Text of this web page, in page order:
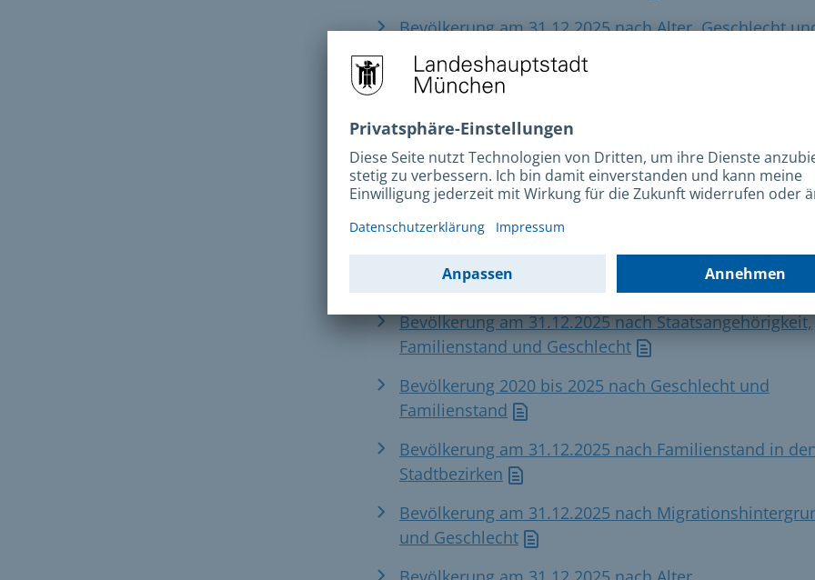
Bevölkerung am 31.12.2025 nach Alter, Geschlecht
Migrationshintergrund
Bevölkerung am 31.12.2025 nach Alter,
Bevölkerung 2022 bis 2025 nach Bevölkerungsgruppe
Bevölkerung am 31.12.2025 nach Alter und
Staatsangehörigkeit in den Stadtbezirken
Bevölkerungsquotienten am 31.12.2025 in den
Stadtbezirken
Bevölkerung am 31.12.2025 nach Staatsangehörigkeit,
Familienstand und Geschlecht
Bevölkerung 2020 bis 2025 nach Geschlecht und
Familienstand
Bevölkerung am 31.12.2025 nach Familienstand in
Stadtbezirken
Bevölkerung am 31.12.2025 nach
und Geschlecht